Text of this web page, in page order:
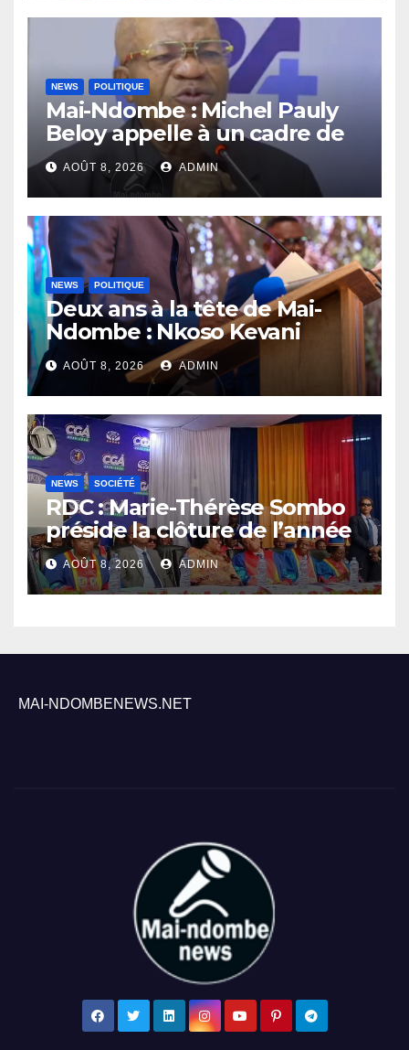
NEWS POLITIQUE
Mai-Ndombe : Michel Pauly
Beloy appelle à un cadre de
concertation avant la tenue
du dialogue inclusif
AOÛT 8, 2026 ADMIN
NEWS POLITIQUE
Deux ans à la tête de Mai-
Ndombe : Nkoso Kevani
défend son bilan et fait de la
sécurité sa priorité
AOÛT 8, 2026 ADMIN
NEWS SOCIÉTÉ
RDC : Marie-Thérèse Sombo
préside la clôture de l’année
académique 2025-2026 à
l’UNIKIN
AOÛT 8, 2026 ADMIN
MAI-NDOMBENEWS.NET